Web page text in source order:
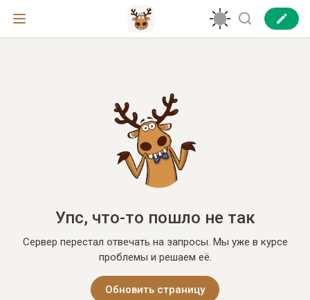
Упс, что-то пошло не так
Сервер перестал отвечать на запросы. Мы уже в курсе
проблемы и решаем её.
Обновить страницу